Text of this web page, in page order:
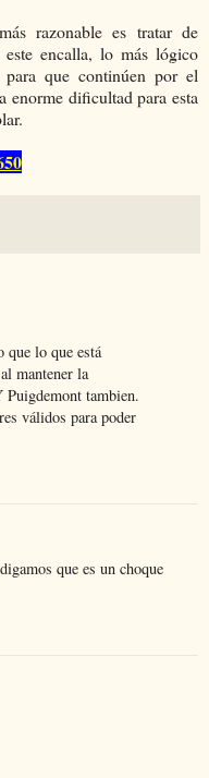
razonable es tratar de
encalla, lo más lógico
para que continúen por el
enorme dificultad para esta
que lo que está
mantener la
tambien.
válidos para poder
que es un choque